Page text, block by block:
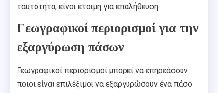
ταυτότητα, είναι έτοιμη για επαλήθευση.
Γεωγραφικοί περιορισμοί για την
εξαργύρωση πάσων
Γεωγραφικοί περιορισμοί μπορεί να επηρεάσουν
ποιοι είναι επιλέξιμοι να εξαργυρώσουν ένα πάσο